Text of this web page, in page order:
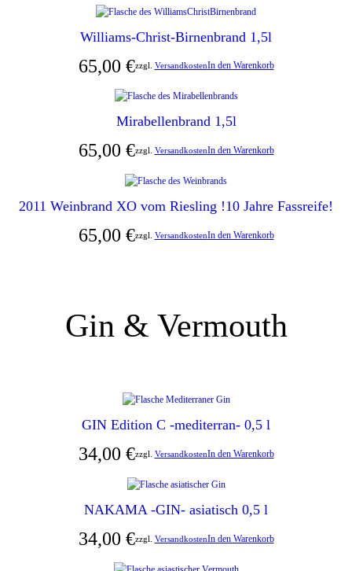
Williams-Christ-Birnenbrand 1,5l
65,00 €zzgl. VersandkostenIn den Warenkorb
Mirabellenbrand 1,5l
65,00 €zzgl. VersandkostenIn den Warenkorb
2011 Weinbrand XO vom Riesling !10 Jahre Fassreife!
65,00 €zzgl. VersandkostenIn den Warenkorb
Gin & Vermouth
GIN Edition C -mediterran- 0,5 l
34,00 €zzgl. VersandkostenIn den Warenkorb
NAKAMA -GIN- asiatisch 0,5 l
34,00 €zzgl. VersandkostenIn den Warenkorb